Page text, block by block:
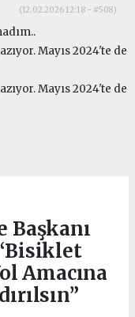
(12.02.2026 12:18 - #508)
Mayıs 2024'te de
Mayıs 2024'te de
Başkanı
Amacına